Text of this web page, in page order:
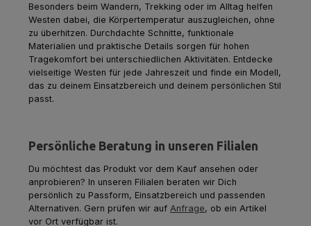
Besonders beim Wandern, Trekking oder im Alltag helfen
Westen dabei, die Körpertemperatur auszugleichen, ohne
zu überhitzen. Durchdachte Schnitte, funktionale
Materialien und praktische Details sorgen für hohen
Tragekomfort bei unterschiedlichen Aktivitäten. Entdecke
vielseitige Westen für jede Jahreszeit und finde ein Modell,
das zu deinem Einsatzbereich und deinem persönlichen Stil
passt.
Persönliche Beratung in unseren Filialen
Du möchtest das Produkt vor dem Kauf ansehen oder
anprobieren? In unseren Filialen beraten wir Dich
persönlich zu Passform, Einsatzbereich und passenden
Alternativen. Gern prüfen wir auf Anfrage, ob ein Artikel
vor Ort verfügbar ist.